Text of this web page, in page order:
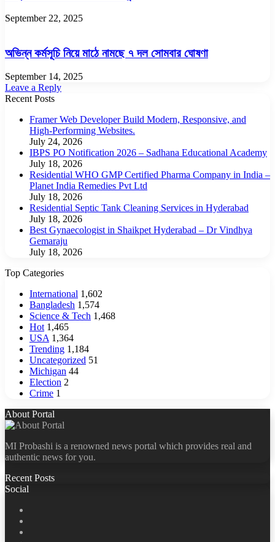
September 22, 2025
অভিন্ন কর্মসূচি নিয়ে মাঠে নামছে ৭ দল সোমবার ঘোষণা
September 14, 2025
Leave a Reply
Recent Posts
Framer Web Developer Build Modern, Responsive, and
High-Performing Websites.
July 24, 2026
IBPS PO Notification 2026 – Sadhana Educational Academy
July 18, 2026
Residential WHO GMP Certified Pharma Company in India –
Planet India Remedies Pvt Ltd
July 18, 2026
Residential Septic Tank Cleaning Services in Hyderabad
July 18, 2026
Best Gynaecologist in Shaikpet Hyderabad – Dr Vindhya
Gemaraju
July 18, 2026
Top Categories
International 1,602
Bangladesh 1,574
Science & Tech 1,468
Hot 1,465
USA 1,364
Trending 1,184
Uncategorized 51
Michigan 44
Election 2
Crime 1
About Portal
MI Probashi is a renowned news portal which provides real and
authentic news for you.
Recent Posts
Social